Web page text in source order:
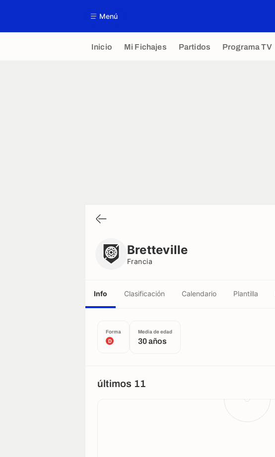
Menú
Inicio Mi Fichajes Partidos Programa TV
Bretteville
Francia
Info Clasificación Calendario Plantilla
Forma
D
Media de edad
30 años
últimos 11